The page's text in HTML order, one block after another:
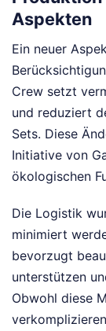
Aspekten
Ein neuer
Crew setzt
und reduziert
Sets. Diese
Initiative von
ökologischen
Die Logistik
minimiert
bevorzugt
unterstützen
Obwohl diese